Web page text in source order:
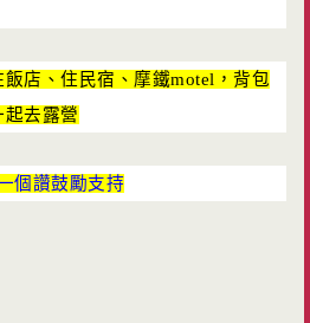
店、住民宿、摩鐵motel，背包
去露營
個讚鼓勵支持